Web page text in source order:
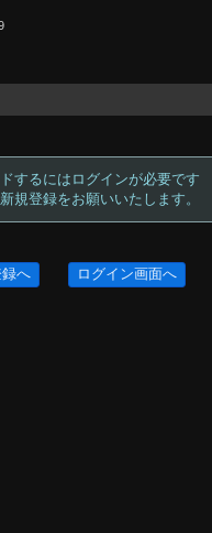
するにはログインが必要です
規登録をお願いいたします。
へ ログイン画面へ